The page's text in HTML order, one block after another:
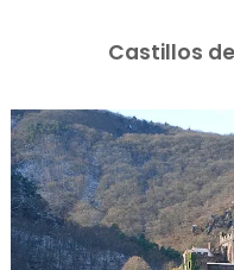
Castillos